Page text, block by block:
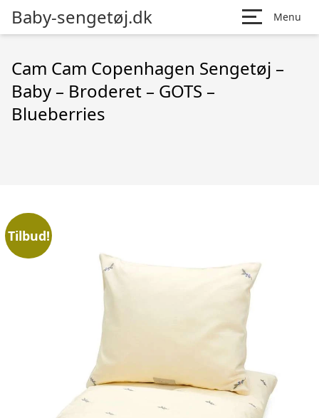
Baby-sengetøj.dk Menu
Cam Cam Copenhagen Sengetøj –
Baby – Broderet – GOTS –
Blueberries
Tilbud!